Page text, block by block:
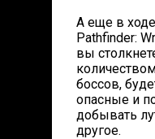
А еще в
Pathfinder:
вы
боссов,
опасные и
добывать
другое.